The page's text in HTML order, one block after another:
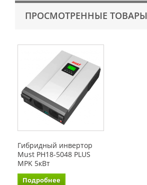
ПРОСМОТРЕННЫЕ ТОВАРЫ
Гибридный инвертор
Must PH18-5048 PLUS
MPK 5кВт
Подробнее